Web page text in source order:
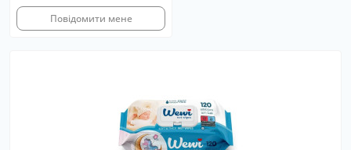
Повідомити мене